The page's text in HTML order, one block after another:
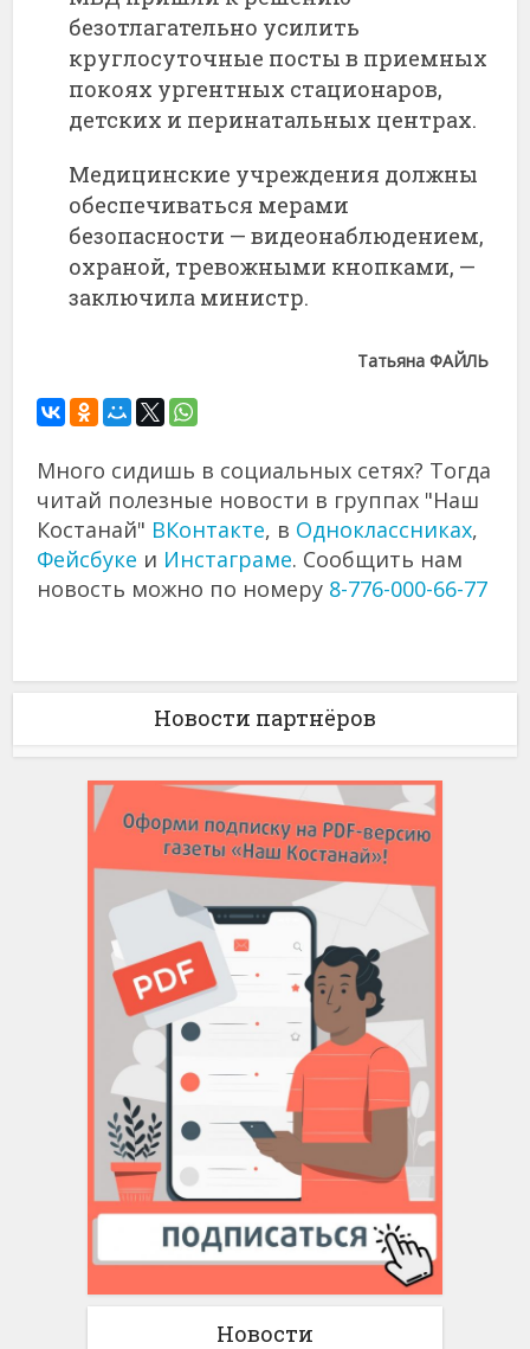
безотлагательно усилить
круглосуточные посты в приемных
покоях ургентных стационаров,
детских и перинатальных центрах.
Медицинские учреждения должны
обеспечиваться мерами
безопасности — видеонаблюдением,
охраной, тревожными кнопками, —
заключила министр.
Татьяна ФАЙЛЬ
Много сидишь в социальных сетях? Тогда
читай полезные новости в группах "Наш
Костанай" ВКонтакте, в Одноклассниках,
Фейсбуке и Инстаграме. Сообщить нам
новость можно по номеру 8-776-000-66-77
Новости партнёров
Новости